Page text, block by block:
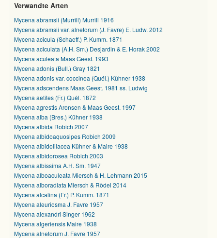
Verwandte Arten
Mycena abramsii (Murrill) Murrill 1916
Mycena abramsii var. alnetorum (J. Favre) E. Ludw. 2012
Mycena acicula (Schaeff.) P. Kumm. 1871
Mycena aciculata (A.H. Sm.) Desjardin & E. Horak 2002
Mycena aculeata Maas Geest. 1993
Mycena adonis (Bull.) Gray 1821
Mycena adonis var. coccinea (Quél.) Kühner 1938
Mycena adscendens Maas Geest. 1981 ss. Ludwig
Mycena aetites (Fr.) Quél. 1872
Mycena agrestis Aronsen & Maas Geest. 1997
Mycena alba (Bres.) Kühner 1938
Mycena albida Robich 2007
Mycena albidoaquosipes Robich 2009
Mycena albidolilacea Kühner & Maire 1938
Mycena albidorosea Robich 2003
Mycena albissima A.H. Sm. 1947
Mycena alboaculeata Miersch & H. Lehmann 2015
Mycena alboradiata Miersch & Rödel 2014
Mycena alcalina (Fr.) P. Kumm. 1871
Mycena aleuriosma J. Favre 1957
Mycena alexandri Singer 1962
Mycena algeriensis Maire 1938
Mycena alnetorum J. Favre 1957